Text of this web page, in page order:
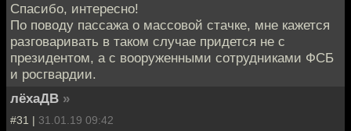
Спасибо, интересно!
По поводу пассажа о массовой стачке, мне кажется
разговаривать в таком случае придется не с
президентом, а с вооруженными сотрудниками ФСБ
и росгвардии.
лёхаДВ »
#31 | 31.01.19 09:42